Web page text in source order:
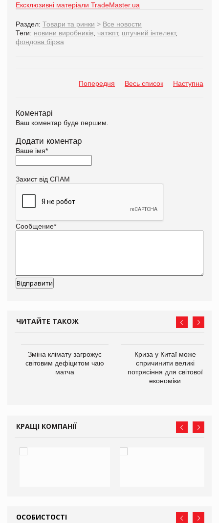
Ексклюзивні матеріали TradeMaster.ua
Раздел: Товари та ринки > Все новости
Теги: новини виробників чатжпт, штучний інтелект,
фондова біржа
Попередня Весь список Наступна
Коментарі
Ваш коментар буде першим.
Додати коментар
Ваше імя*
Захист від СПАМ
Сообщение*
ЧИТАЙТЕ ТАКОЖ
Зміна клімату загрожує
світовим дефіцитом чаю
матча
Криза у Китаї може
спричинити великі
потрясіння для світової
економіки
КРАЩІ КОМПАНІЇ
ОСОБИСТОСТІ